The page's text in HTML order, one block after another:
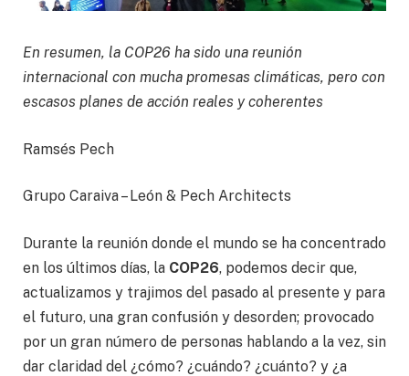
En resumen, la COP26 ha sido una reunión
internacional con mucha promesas climáticas, pero con
escasos planes de acción reales y coherentes
Ramsés Pech
Grupo Caraiva – León & Pech Architects
Durante la reunión donde el mundo se ha concentrado
en los últimos días, la COP26, podemos decir que,
actualizamos y trajimos del pasado al presente y para
el futuro, una gran confusión y desorden; provocado
por un gran número de personas hablando a la vez, sin
dar claridad del ¿cómo? ¿cuándo? ¿cuánto? y ¿a